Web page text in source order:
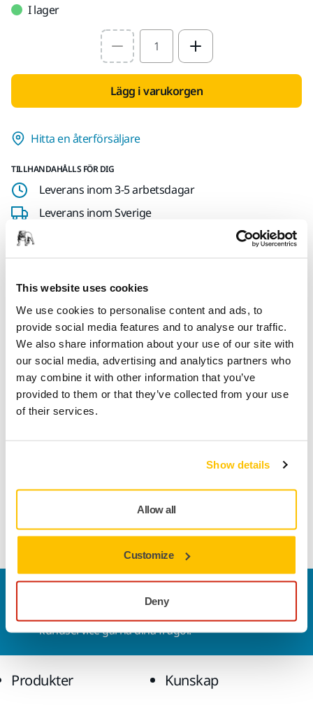
This website uses cookies
We use cookies to personalise content and ads, to
provide social media features and to analyse our traffic.
We also share information about your use of our site with
our social media, advertising and analytics partners who
may combine it with other information that you’ve
provided to them or that they’ve collected from your use
of their services.
Show details
Allow all
Customize
Deny
I lager
Select quantity value
Lägg i varukorgen
Hitta en återförsäljare
TILLHANDAHÅLLS FÖR DIG
Leverans inom 3-5 arbetsdagar
Leverans inom Sverige
Spåra paket
Produktinformation
Teknisk specifikation
verktyget och förlänger verktygets livslängd när du lagrar
anslutas till varandra så att du kan bygga ditt eget system.
Lagringslösningen håller dig organiserad och håller alla
verktyg och tillbehör på ett ställe.
kundservice gärna dina frågor.
Produkter Kunskap